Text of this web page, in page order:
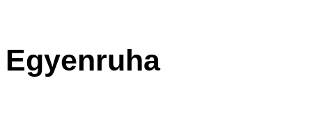
Egyenruha